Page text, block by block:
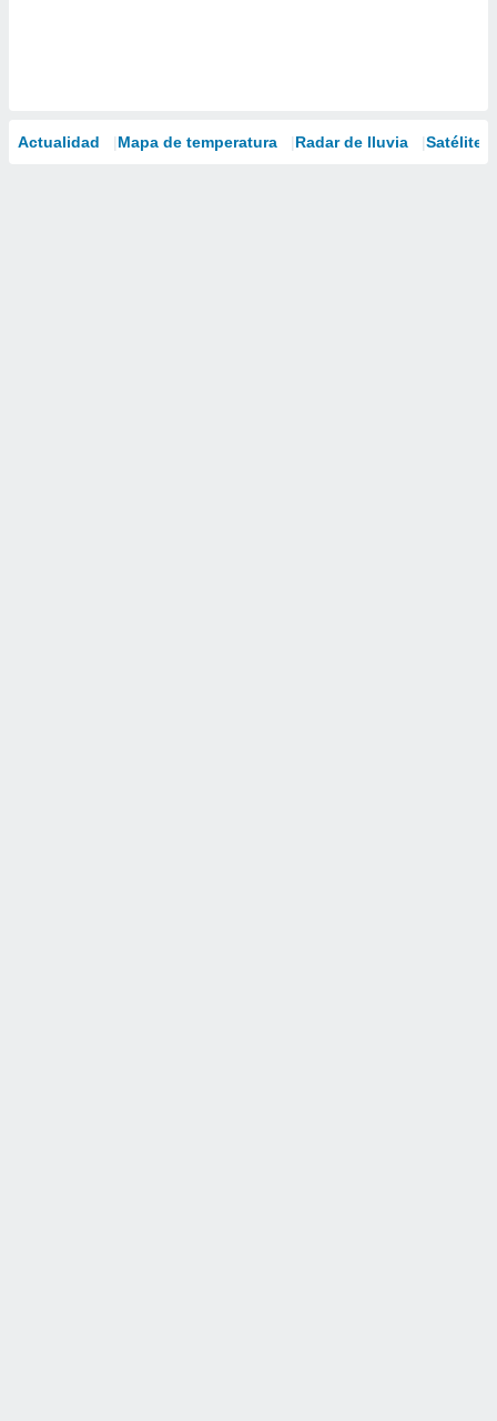
Actualidad Mapa de temperatura Radar de lluvia Satélites